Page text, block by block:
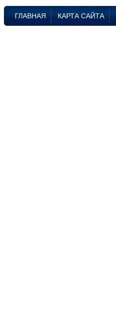
ГЛАВНАЯ КАРТА САЙТА